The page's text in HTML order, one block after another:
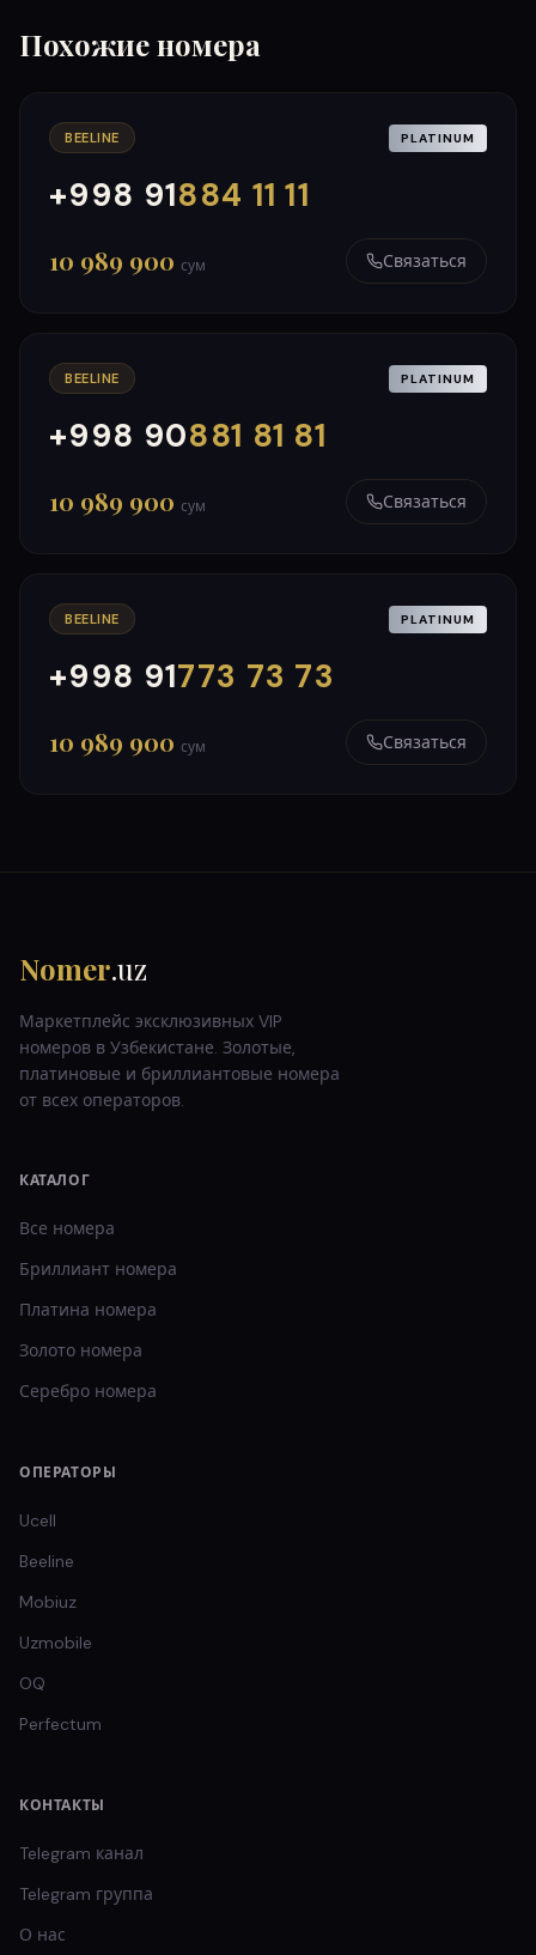
Похожие номера
BEELINE PLATINUM
+998 91884 11 11
000
999
10 989 900 сум Связаться
BEELINE PLATINUM
+998 90881 81 81
000
999
10 989 900 сум Связаться
BEELINE PLATINUM
+998 91773 73 73
000
999
10 989 900 сум Связаться
Nomer.uz
Маркетплейс эксклюзивных VIP
номеров в Узбекистане. Золотые,
платиновые и бриллиантовые номера
от всех операторов.
КАТАЛОГ
Все номера
Бриллиант номера
Платина номера
Золото номера
Серебро номера
ОПЕРАТОРЫ
Ucell
Beeline
Mobiuz
Uzmobile
OQ
Perfectum
КОНТАКТЫ
Telegram канал
Telegram группа
О нас